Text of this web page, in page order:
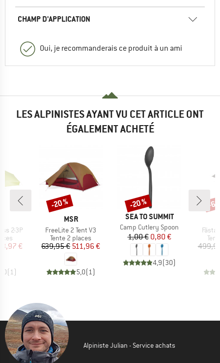
CHAMP D'APPLICATION
Oui, je recommanderais ce produit à un ami
LES ALPINISTES AYANT VU CET ARTICLE ONT
ÉGALEMENT ACHETÉ
2-3P
réduit
€
(1)
MARQUE
MSR
Article
FreeLite 2 Tent V3
Product group
Tente 2 places
Prix
639,95 €Prix réduit
511,96 €
5,0(1)
Remise
-20 %
MARQUE
SEA TO SUMMIT
Article
Camp Cutlery Spoon
Prix
1,00 €Prix réduit
0,80 €
4,9(30)
Remise
-20 %
Article
-
Alpiniste Julian - Service achats